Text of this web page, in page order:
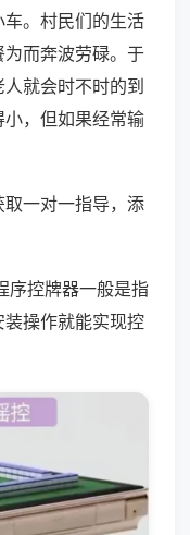
。村民们的生活
而奔波劳碌。于
就会时不时的到
，但如果经常输
一对一指导，添
序控牌器一般是指
操作就能实现控